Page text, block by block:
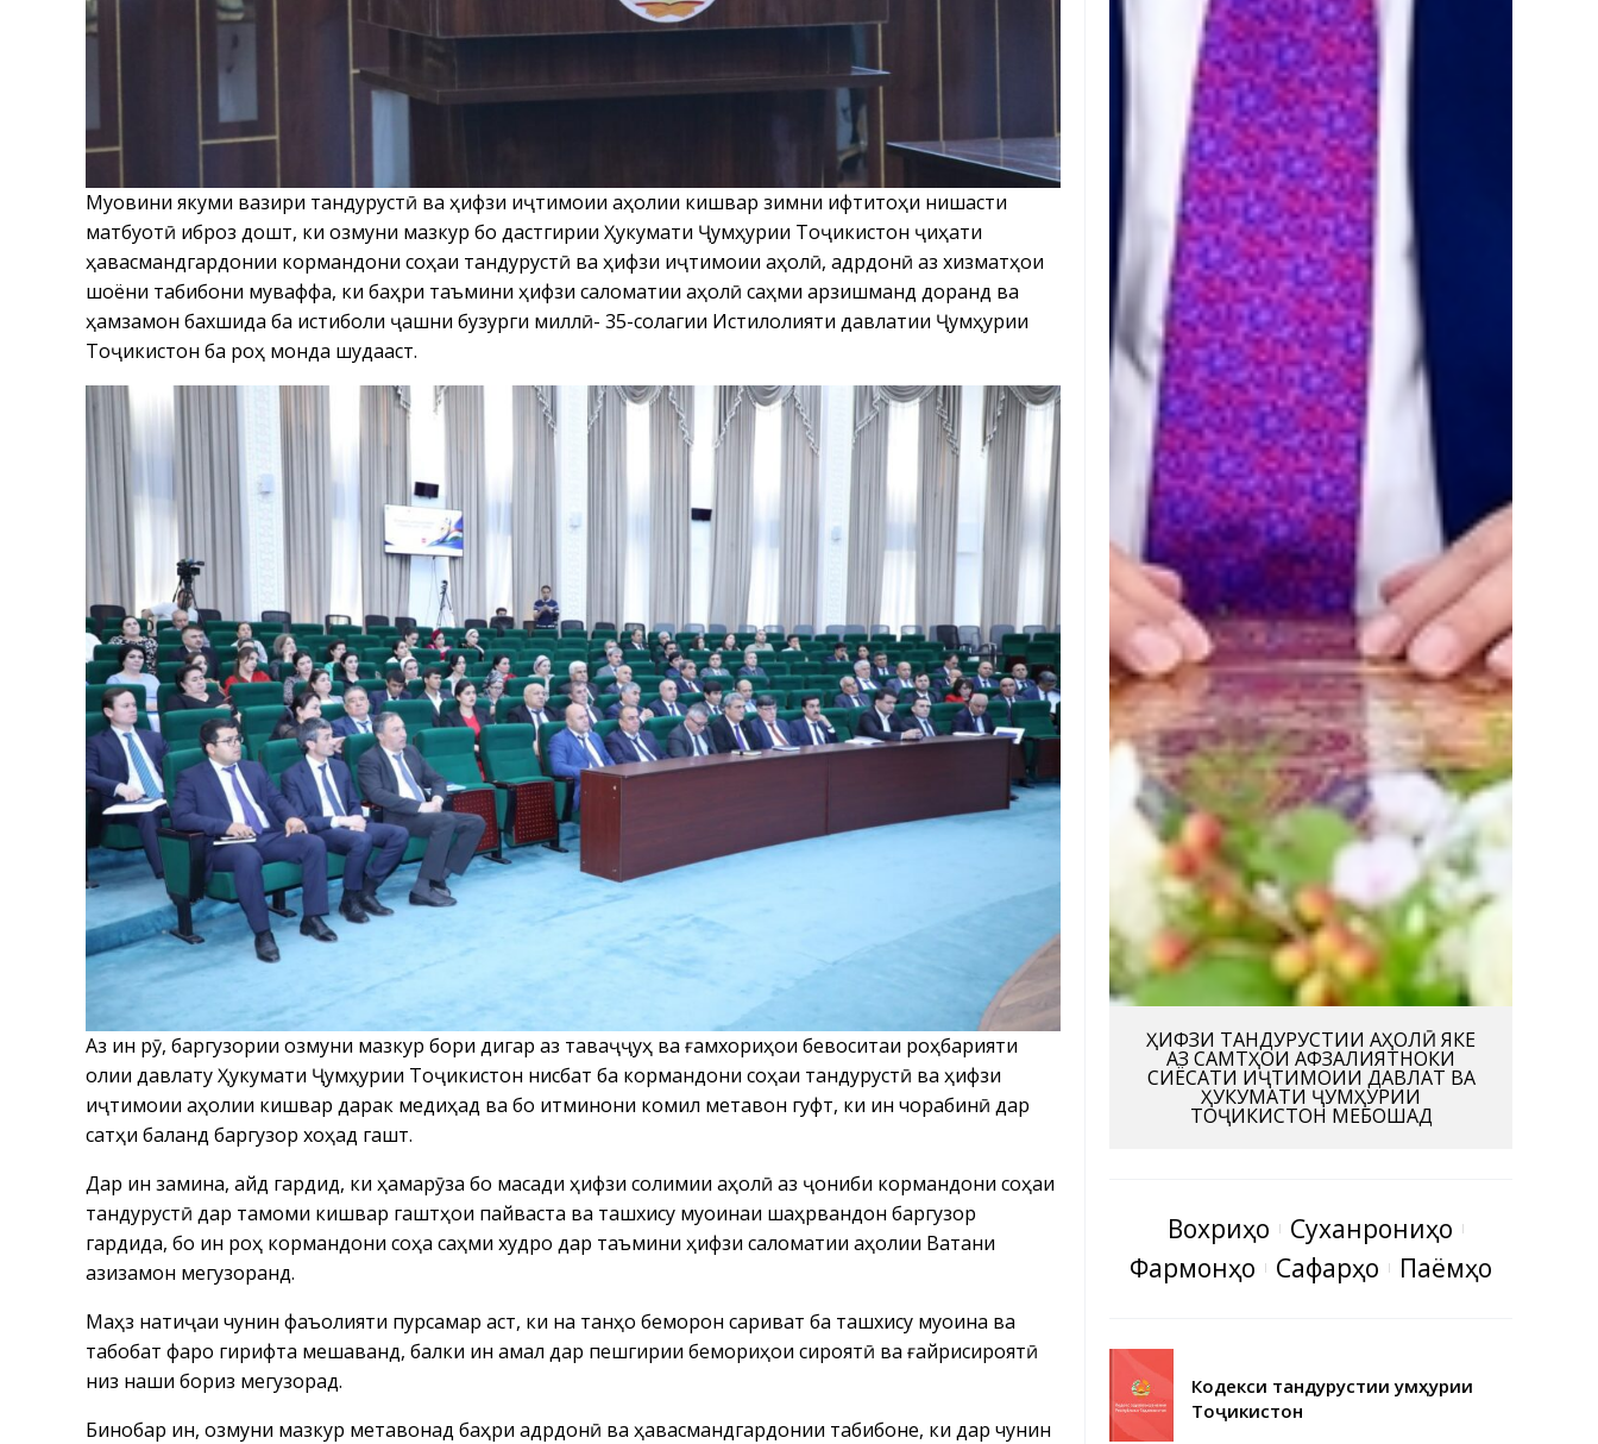
Муовини якуми вазири тандурустӣ ва ҳифзи иҷтимоии аҳолии кишвар зимни ифтитоҳи нишасти
матбуотӣ иброз дошт, ки озмуни мазкур бо дастгирии Ҳукумати Ҷумҳурии Тоҷикистон ҷиҳати
ҳавасмандгардонии кормандони соҳаи тандурустӣ ва ҳифзи иҷтимоии аҳолӣ, қадрдонӣ аз хизматҳои
шоёни табибони муваффақ, ки баҳри таъмини ҳифзи саломатии аҳолӣ саҳми арзишманд доранд ва
ҳамзамон бахшида ба истиқболи ҷашни бузурги миллӣ- 35-солагии Истиқлолияти давлатии Ҷумҳурии
Тоҷикистон ба роҳ монда шудааст.
Аз ин рӯ, баргузории озмуни мазкур бори дигар аз таваҷҷуҳ ва ғамхориҳои бевоситаи роҳбарияти
олии давлату Ҳукумати Ҷумҳурии Тоҷикистон нисбат ба кормандони соҳаи тандурустӣ ва ҳифзи
иҷтимоии аҳолии кишвар дарак медиҳад ва бо итминони комил метавон гуфт, ки ин чорабинӣ дар
сатҳи баланд баргузор хоҳад гашт.
Дар ин замина, қайд гардид, ки ҳамарӯза бо мақсади ҳифзи солимии аҳолӣ аз ҷониби кормандони соҳаи
тандурустӣ дар тамоми кишвар гаштҳои пайваста ва ташхису муоинаи шаҳрвандон баргузор
гардида, бо ин роҳ кормандони соҳа саҳми худро дар таъмини ҳифзи саломатии аҳолии Ватани
азизамон мегузоранд.
Маҳз натиҷаи чунин фаъолияти пурсамар аст, ки на танҳо беморон саривақт ба ташхису муоина ва
табобат фаро гирифта мешаванд, балки ин амал дар пешгирии бемориҳои сироятӣ ва ғайрисироятӣ
низ нақши бориз мегузорад.
Бинобар ин, озмуни мазкур метавонад баҳри қадрдонӣ ва ҳавасмандгардонии табибоне, ки дар чунин
ҲИФЗИ ТАНДУРУСТИИ АҲОЛӢ ЯКЕ
АЗ САМТҲОИ АФЗАЛИЯТНОКИ
СИЁСАТИ ИҶТИМОИИ ДАВЛАТ ВА
ҲУКУМАТИ ҶУМҲУРИИ
ТОҶИКИСТОН МЕБОШАД
Вохӯриҳо
Суханрониҳо
Фармонҳо
Сафарҳо Паёмҳо
Кодекси тандурустии Ҷумҳурии
Тоҷикистон